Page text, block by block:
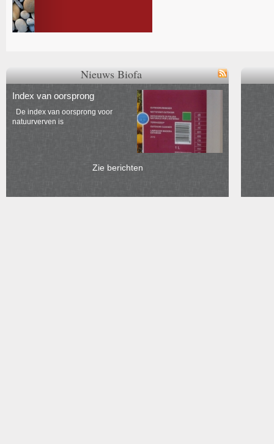
Nieuws Biofa
Index van oorsprong
De index van oorsprong voor
natuurverven is
Zie berichten